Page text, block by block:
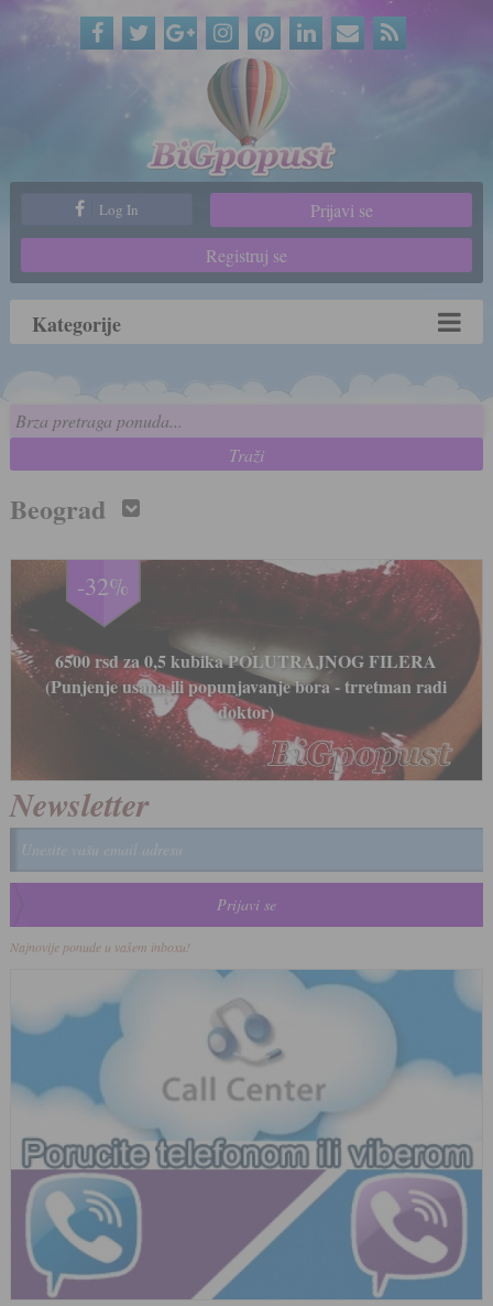
Log In
Prijavi se
Registruj se
Kategorije
Beograd
LIPOLIZA IGLICAMA - Medicinski tretman za
uklanjanje i topljenje masnih naslaga 8000 rsd (tretman
radi doktor)
-33%
Newsletter
Najnovije ponude u vašem inboxu!